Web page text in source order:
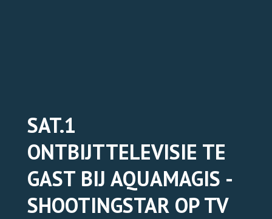
TICKETS ONLINE
SAT.1
ONTBIJTTELEVISIE TE
GAST BIJ AQUAMAGIS -
SHOOTINGSTAR OP TV